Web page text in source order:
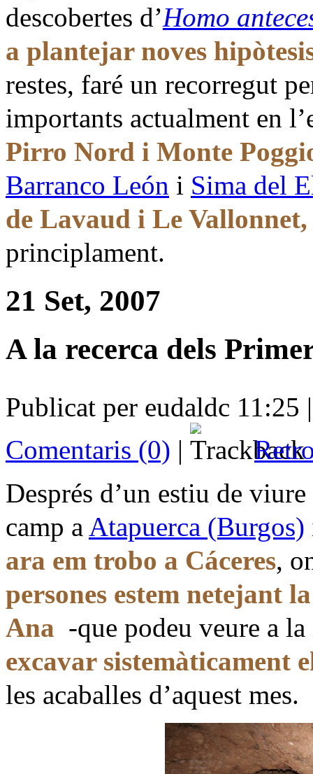
descobertes d’Homo
a plantejar noves
restes, faré un recorregut
importants actualment en
Pirro Nord i Monte
Barranco León i Sima del
de Lavaud i Le Vallonnet,
principlament.
21 Set, 2007
A la recerca dels
Publicat per eudaldc 11:25
Comentaris (0) |
Després d’un estiu de
camp a Atapuerca (Burgos)
ara em trobo a Cáceres,
persones estem netejant
Ana -que podeu veure a
excavar sistemàticament
les acaballes d’aquest mes.